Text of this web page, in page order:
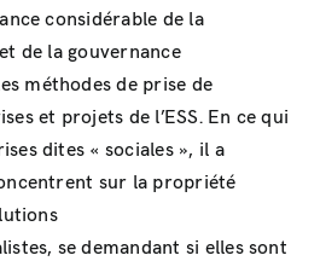
considérable de la
de la gouvernance
méthodes de prise de
et projets de l’ESS. En ce qui
dites « sociales », il a
sur la propriété
se demandant si elles sont